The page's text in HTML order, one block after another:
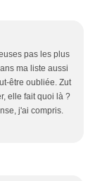
pas les plus
ma liste aussi
être oubliée. Zut
elle fait quoi là ?
j'ai compris.